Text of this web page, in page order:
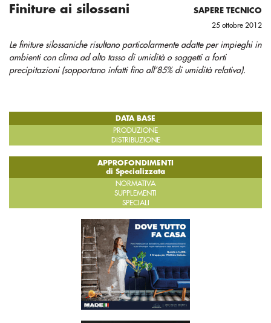
SAPERE TECNICO
25 ottobre 2012
Finiture ai silossani
Le finiture silossaniche risultano particolarmente adatte per impieghi in
ambienti con clima ad alto tasso di umidità o soggetti a forti
precipitazioni (sopportano infatti fino all’85% di umidità relativa).
DATA BASE
PRODUZIONE
DISTRIBUZIONE
APPROFONDIMENTI
di Specializzata
NORMATIVA
SUPPLEMENTI
SPECIALI